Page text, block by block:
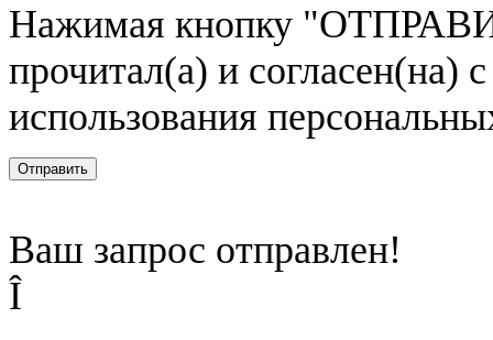
Нажимая кнопку
прочитал(а) и согласен(на)
использования
Отправить
Ваш запрос отправлен!
Î